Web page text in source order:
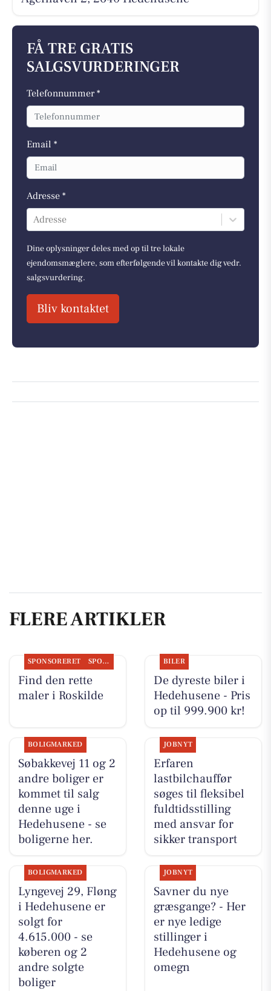
FÅ TRE GRATIS
SALGSVURDERINGER
Telefonnummer *
Email *
Adresse *
Adresse
Dine oplysninger deles med op til tre lokale
ejendomsmæglere, som efterfølgende vil kontakte dig vedr.
salgsvurdering.
Bliv kontaktet
FLERE ARTIKLER
SPONSORERET SPONSORERET INDHOLD
Find den rette
maler i Roskilde
BILER
De dyreste biler i
Hedehusene - Pris
op til 999.900 kr!
BOLIGMARKED
Søbakkevej 11 og 2
andre boliger er
kommet til salg
denne uge i
Hedehusene - se
boligerne her.
JOBNYT
Erfaren
lastbilchauffør
søges til fleksibel
fuldtidsstilling
med ansvar for
sikker transport
BOLIGMARKED
Lyngevej 29, Fløng
i Hedehusene er
solgt for
4.615.000 - se
køberen og 2
andre solgte
boliger
JOBNYT
Savner du nye
græsgange? - Her
er nye ledige
stillinger i
Hedehusene og
omegn